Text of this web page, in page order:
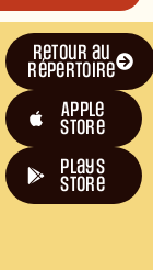
Retour au
répertoire
Apple
Store
plays
store